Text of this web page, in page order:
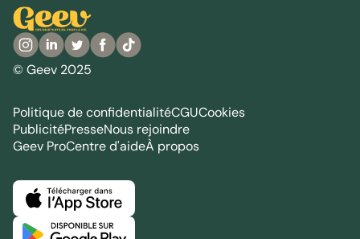
© Geev 2025
Politique de confidentialitéCGUCookies
PublicitéPresseNous rejoindre
Geev ProCentre d'aideÀ propos